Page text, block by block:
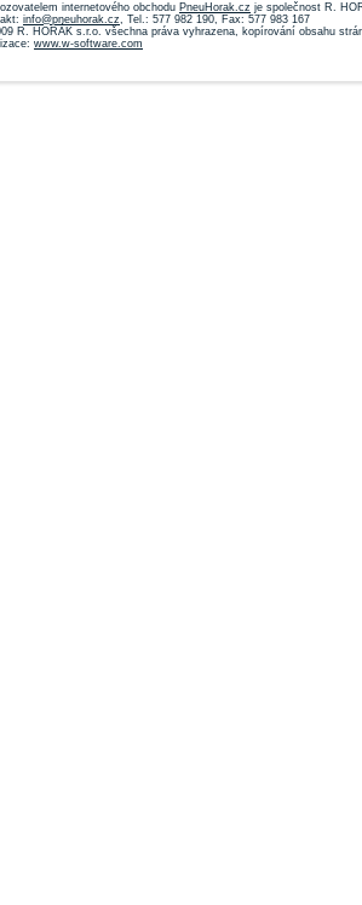
internetového obchodu PneuHorak.cz je společnost R.
info@pneuhorak.cz, Tel.: 577 982 190, Fax: 577 983 167
R. HORÁK s.r.o. všechna práva vyhrazena, kopírování obsahu
www.w-software.com